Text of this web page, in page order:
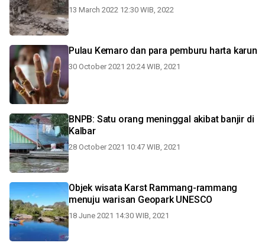
13 March 2022 12:30 WIB, 2022
Pulau Kemaro dan para pemburu harta karun
30 October 2021 20:24 WIB, 2021
BNPB: Satu orang meninggal akibat banjir di
Kalbar
28 October 2021 10:47 WIB, 2021
Objek wisata Karst Rammang-rammang
menuju warisan Geopark UNESCO
18 June 2021 14:30 WIB, 2021